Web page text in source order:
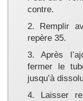
contre.
2. Remplir
repère 35.
3. Après
fermer le
jusqu’à
4. Laisser